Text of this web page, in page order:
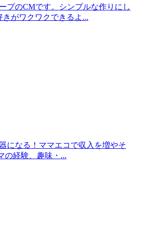
プのCMです。シンプルな作りにし
がワクワクできるよ...
になる！ママエコで収入を増やそ
の経験、趣味・...